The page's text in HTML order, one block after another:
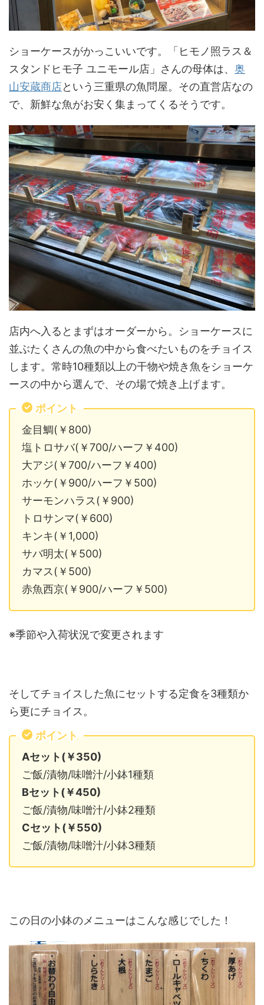
ショーケースがかっこいいです。「ヒモノ照ラス＆
スタンドヒモ子 ユニモール店」さんの母体は、 奥
山安蔵商店という三重県の魚問屋。その直営店なの
で、新鮮な魚がお安く集まってくるそうです。
店内へ入るとまずはオーダーから。ショーケースに
並ぶたくさんの魚の中から食べたいものをチョイス
します。常時10種類以上の干物や焼き魚をショーケ
ースの中から選んで、その場で焼き上げます。
ポイント
金目鯛(￥800)
塩トロサバ(￥700/ハーフ￥400)
大アジ(￥700/ハーフ￥400)
ホッケ(￥900/ハーフ￥500)
サーモンハラス(￥900)
トロサンマ(￥600)
キンキ(￥1,000)
サバ明太(￥500)
カマス(￥500)
赤魚西京(￥900/ハーフ￥500)
※季節や入荷状況で変更されます
そしてチョイスした魚にセットする定食を3種類か
ら更にチョイス。
ポイント
Aセット(￥350)
ご飯/漬物/味噌汁/小鉢1種類
Bセット(￥450)
ご飯/漬物/味噌汁/小鉢2種類
Cセット(￥550)
ご飯/漬物/味噌汁/小鉢3種類
この日の小鉢のメニューはこんな感じでした！